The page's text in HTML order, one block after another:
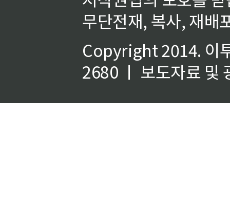
무단전재, 복사, 재배
Copyright 2014. 이
2680 ㅣ 보도자료